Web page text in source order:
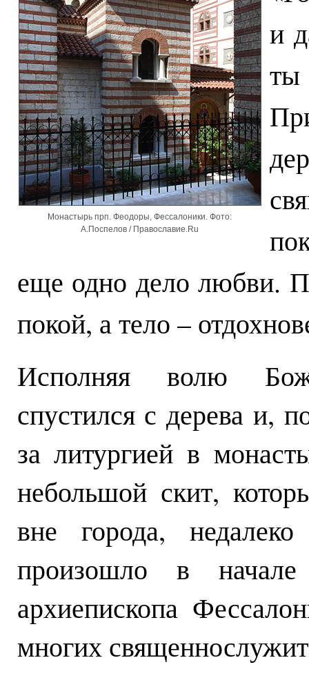
Монастырь прп. Феодоры, Фессалоники. Фото:
А.Поспелов / Православие.Ru
и
ты
еще одно дело любви.
покой, а тело –
Исполняя волю
спустился с дерева и,
за литургией в
небольшой скит,
вне города,
произошло в
архиепископа
многих